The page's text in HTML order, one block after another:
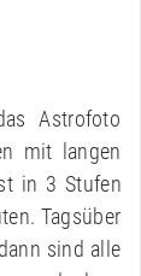
Astrofoto
mit langen
in 3 Stufen
Tagsüber
sind alle